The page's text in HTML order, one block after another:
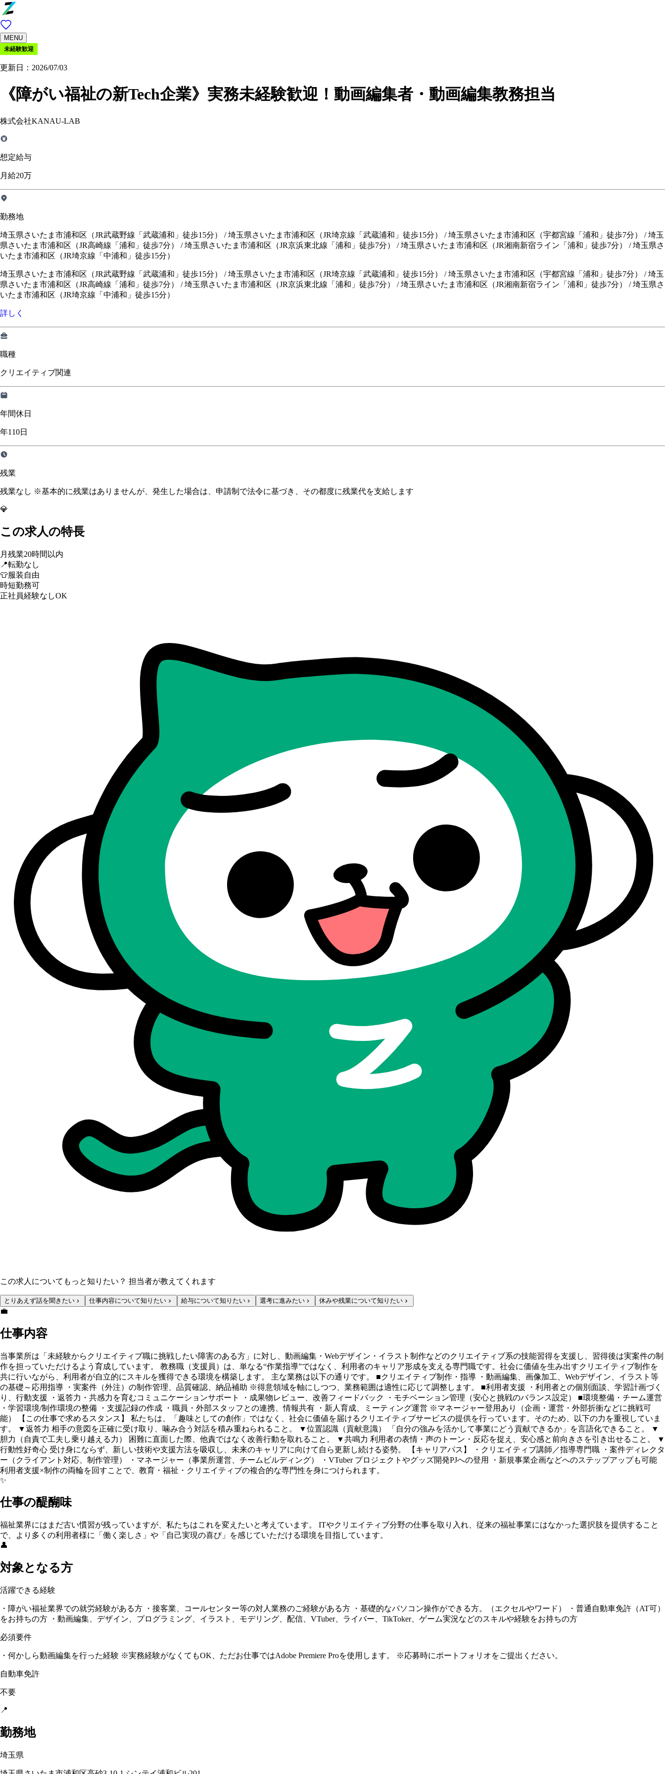
MENU
未経験歓迎
更新日：2026/07/03
《障がい福祉の新Tech企業》実務未経験歓迎！動画編集者・動画編集教務担当
株式会社KANAU-LAB
想定給与
月給20万
勤務地
埼玉県さいたま市浦和区（JR武蔵野線「武蔵浦和」徒歩15分） / 埼玉県さいたま市浦和区（JR埼京線「武蔵浦和」徒歩15分） / 埼玉県さいたま市浦和区（宇都宮線「浦和」徒歩7分） / 埼玉
県さいたま市浦和区（JR高崎線「浦和」徒歩7分） / 埼玉県さいたま市浦和区（JR京浜東北線「浦和」徒歩7分） / 埼玉県さいたま市浦和区（JR湘南新宿ライン「浦和」徒歩7分） / 埼玉県さ
いたま市浦和区（JR埼京線「中浦和」徒歩15分）
埼玉県さいたま市浦和区（JR武蔵野線「武蔵浦和」徒歩15分） /埼玉県さいたま市浦和区（JR埼京線「武蔵浦和」徒歩15分） /埼玉県さいたま市浦和区（宇都宮線「浦和」徒歩7分） /埼玉
県さいたま市浦和区（JR高崎線「浦和」徒歩7分）
/埼玉県さいたま市浦和区（JR京浜東北線「浦和」徒歩7分） /埼玉県さいたま市浦和区（JR湘南新宿ライン「浦和」徒歩7分） /埼玉県さ
いたま市浦和区（JR埼京線「中浦和」徒歩15分）
詳しく
職種
クリエイティブ関連
年間休日
年110日
残業
残業なし ※基本的に残業はありませんが、発生した場合は、申請制で法令に基づき、その都度に残業代を支給します
💎
この求人の特長
月残業20時間以内
📍転勤なし
👕服装自由
時短勤務可
正社員経験なしOK
この求人についてもっと知りたい？ 担当者が教えてくれます
とりあえず話を聞きたい 仕事内容について知りたい 給与について知りたい 選考に進みたい 休みや残業について知りたい
💼
仕事内容
当事業所は「未経験からクリエイティブ職に挑戦したい障害のある方」に対し、動画編集・Webデザイン・イラスト制作などのクリエイティブ系の技能習得を支援し、習得後は実案件の制
作を担っていただけるよう育成しています。 教務職（支援員）は、単なる“作業指導”ではなく、利用者のキャリア形成を支える専門職です。社会に価値を生み出すクリエイティブ制作を
共に行いながら、利用者が自立的にスキルを獲得できる環境を構築します。 主な業務は以下の通りです。 ■クリエイティブ制作・指導 ・動画編集、画像加工、Webデザイン、イラスト等
の基礎～応用指導 ・実案件（外注）の制作管理、品質確認、納品補助 ※得意領域を軸にしつつ、業務範囲は適性に応じて調整します。 ■利用者支援 ・利用者との個別面談、学習計画づく
り、行動支援 ・返答力・共感力を育むコミュニケーションサポート ・成果物レビュー、改善フィードバック ・モチベーション管理（安心と挑戦のバランス設定） ■環境整備・チーム運営
・学習環境/制作環境の整備 ・支援記録の作成 ・職員・外部スタッフとの連携、情報共有 ・新人育成、ミーティング運営 ※マネージャー登用あり（企画・運営・外部折衝などに挑戦可
能） 【この仕事で求めるスタンス】 私たちは、「趣味としての創作」ではなく、社会に価値を届けるクリエイティブサービスの提供を行っています。そのため、以下の力を重視していま
す。 ▼返答力 相手の意図を正確に受け取り、噛み合う対話を積み重ねられること。 ▼位置認識（貢献意識） 「自分の強みを活かして事業にどう貢献できるか」を言語化できること。 ▼
胆力（自責で工夫し乗り越える力） 困難に直面した際、他責ではなく改善行動を取れること。 ▼共鳴力 利用者の表情・声のトーン・反応を捉え、安心感と前向きさを引き出せること。 ▼
行動性好奇心 受け身にならず、新しい技術や支援方法を吸収し、未来のキャリアに向けて自ら更新し続ける姿勢。 【キャリアパス】 ・クリエイティブ講師／指導専門職 ・案件ディレクタ
ー（クライアント対応、制作管理） ・マネージャー（事業所運営、チームビルディング） ・VTuber プロジェクトやグッズ開発PJへの登用 ・新規事業企画などへのステップアップも可能
利用者支援×制作の両輪を回すことで、教育・福祉・クリエイティブの複合的な専門性を身につけられます。
✨
仕事の醍醐味
福祉業界にはまだ古い慣習が残っていますが、私たちはこれを変えたいと考えています。 ITやクリエイティブ分野の仕事を取り入れ、従来の福祉事業にはなかった選択肢を提供すること
で、より多くの利用者様に「働く楽しさ」や「自己実現の喜び」を感じていただける環境を目指しています。
👤
対象となる方
活躍できる経験
・障がい福祉業界での就労経験がある方 ・接客業、コールセンター等の対人業務のご経験がある方 ・基礎的なパソコン操作ができる方。（エクセルやワード） ・普通自動車免許（AT可）
をお持ちの方 ・動画編集、デザイン、プログラミング、イラスト、モデリング、配信、VTuber、ライバー、TikToker、ゲーム実況などのスキルや経験をお持ちの方
必須要件
・何かしら動画編集を行った経験 ※実務経験がなくてもOK、ただお仕事ではAdobe Premiere Proを使用します。 ※応募時にポートフォリオをご提出ください。
自動車免許
不要
📍
勤務地
埼玉県